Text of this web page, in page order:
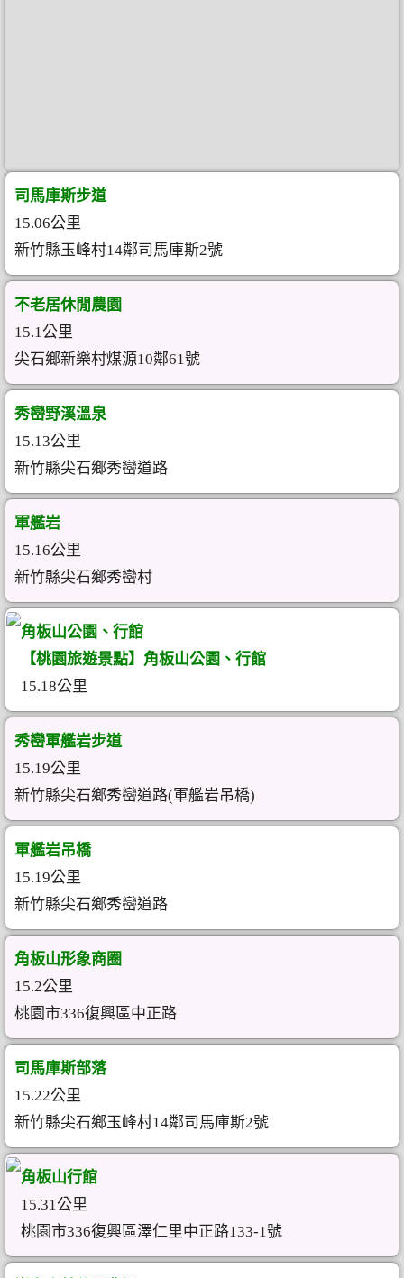
司馬庫斯步道
15.06公里
新竹縣玉峰村14鄰司馬庫斯2號
不老居休閒農園
15.1公里
尖石鄉新樂村煤源10鄰61號
秀巒野溪溫泉
15.13公里
新竹縣尖石鄉秀巒道路
軍艦岩
15.16公里
新竹縣尖石鄉秀巒村
角板山公園、行館
【桃園旅遊景點】角板山公園、行館
15.18公里
秀巒軍艦岩步道
15.19公里
新竹縣尖石鄉秀巒道路(軍艦岩吊橋)
軍艦岩吊橋
15.19公里
新竹縣尖石鄉秀巒道路
角板山形象商圈
15.2公里
桃園市336復興區中正路
司馬庫斯部落
15.22公里
新竹縣尖石鄉玉峰村14鄰司馬庫斯2號
角板山行館
15.31公里
桃園市336復興區澤仁里中正路133-1號